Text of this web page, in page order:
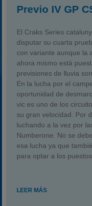
Previo IV GP
El Craks Series
disputar su cuarta
con variante aunque la
ahora mismo está
previsiones de lluvia
En la lucha por el
oportunidad de
vic es uno de los
su gran velocidad. Por
luchando a la vez por
Numberone. No se
esa lucha ya que
para optar a los
LEER MÁS